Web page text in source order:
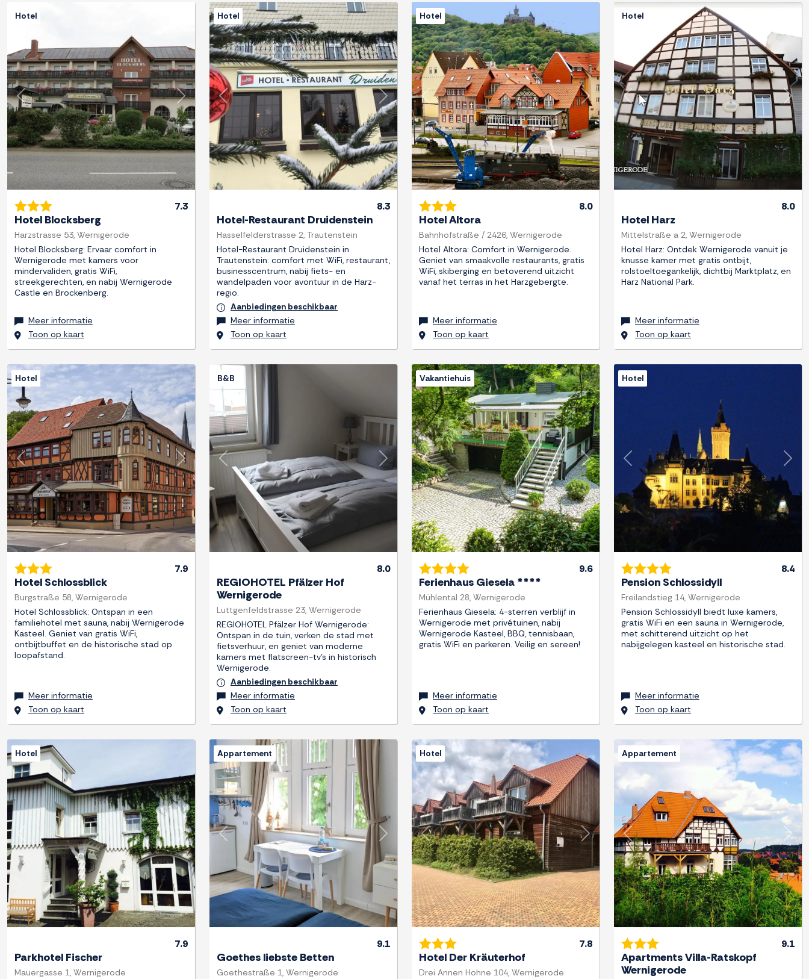
Previous Next
Hotel
7.3
Hotel Blocksberg
Harzstrasse 53, Wernigerode
Hotel Blocksberg: Ervaar comfort in
Wernigerode met kamers voor
mindervaliden, gratis WiFi,
streekgerechten, en nabij Wernigerode
Castle en Brockenberg.
Meer informatie
Toon op kaart
Previous Next
Hotel
8.3
Hotel-Restaurant Druidenstein
Hasselfelderstrasse 2, Trautenstein
Hotel-Restaurant Druidenstein in
Trautenstein: comfort met WiFi, restaurant,
businesscentrum, nabij fiets- en
wandelpaden voor avontuur in de Harz-
regio.
Aanbiedingen beschikbaar
Meer informatie
Toon op kaart
Previous Next
Hotel
8.0
Hotel Altora
Bahnhofstraße / 2426, Wernigerode
Hotel Altora: Comfort in Wernigerode.
Geniet van smaakvolle restaurants, gratis
WiFi, skiberging en betoverend uitzicht
vanaf het terras in het Harzgebergte.
Meer informatie
Toon op kaart
Previous Next
Hotel
8.0
Hotel Harz
Mittelstraße a 2, Wernigerode
Hotel Harz: Ontdek Wernigerode vanuit je
knusse kamer met gratis ontbijt,
rolstoeltoegankelijk, dichtbij Marktplatz, en
Harz National Park.
Meer informatie
Toon op kaart
Previous Next
Hotel
7.9
Hotel Schlossblick
Burgstraße 58, Wernigerode
Hotel Schlossblick: Ontspan in een
familiehotel met sauna, nabij Wernigerode
Kasteel. Geniet van gratis WiFi,
ontbijtbuffet en de historische stad op
loopafstand.
Meer informatie
Toon op kaart
Previous Next
B&B
8.0
REGIOHOTEL Pfälzer Hof
Wernigerode
Luttgenfeldstrasse 23, Wernigerode
REGIOHOTEL Pfälzer Hof Wernigerode:
Ontspan in de tuin, verken de stad met
fietsverhuur, en geniet van moderne
kamers met flatscreen-tv’s in historisch
Wernigerode.
Aanbiedingen beschikbaar
Meer informatie
Toon op kaart
Previous Next
Vakantiehuis
9.6
Ferienhaus Giesela ****
Mühlental 28, Wernigerode
Ferienhaus Giesela: 4-sterren verblijf in
Wernigerode met privétuinen, nabij
Wernigerode Kasteel, BBQ, tennisbaan,
gratis WiFi en parkeren. Veilig en sereen!
Meer informatie
Toon op kaart
Previous Next
Hotel
8.4
Pension Schlossidyll
Freilandstieg 14, Wernigerode
Pension Schlossidyll biedt luxe kamers,
gratis WiFi en een sauna in Wernigerode,
met schitterend uitzicht op het
nabijgelegen kasteel en historische stad.
Meer informatie
Toon op kaart
Previous Next
Hotel
7.9
Parkhotel Fischer
Mauergasse 1, Wernigerode
Previous Next
Appartement
9.1
Goethes liebste Betten
Goethestraße 1, Wernigerode
Previous Next
Hotel
7.8
Hotel Der Kräuterhof
Drei Annen Hohne 104, Wernigerode
Previous Next
Appartement
9.1
Apartments Villa-Ratskopf
Wernigerode